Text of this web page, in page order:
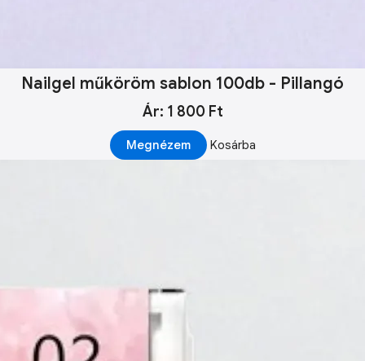
Nailgel műköröm sablon 100db - Pillangó
Ár: 1 800 Ft
Megnézem Kosárba